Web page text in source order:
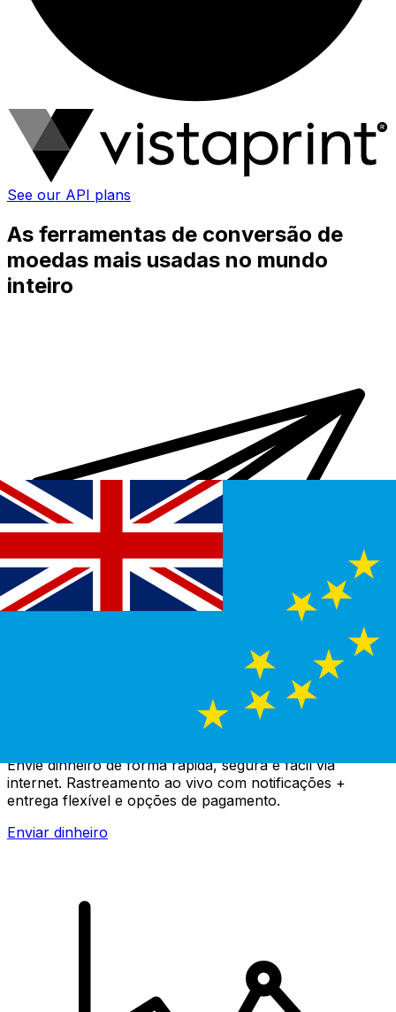
See our API plans
As ferramentas de conversão de
moedas mais usadas no mundo
inteiro
Transferência internacional de dinheiro Xe
Envie dinheiro de forma rápida, segura e fácil via
internet. Rastreamento ao vivo com notificações +
entrega flexível e opções de pagamento.
Enviar dinheiro